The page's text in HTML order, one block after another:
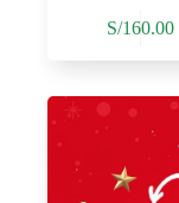
S/160.00